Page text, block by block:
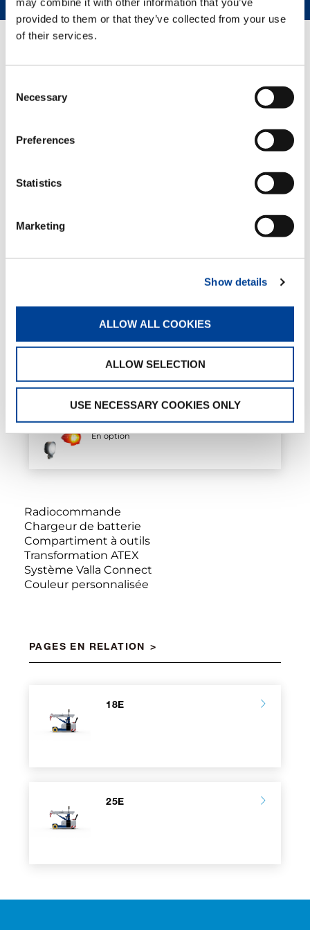
provided to them or that they’ve collected from your use
of their services.
Selection
Necessary
Preferences
Statistics
Marketing
Show details
ALLOW ALL COOKIES
ALLOW SELECTION
USE NECESSARY COOKIES ONLY
repliable avec position de repos sur le
Roues noires
En option
En option
Radiocommande
Chargeur de batterie
Compartiment à outils
Transformation ATEX
Système Valla Connect
Couleur personnalisée
PAGES EN RELATION
18E
25E